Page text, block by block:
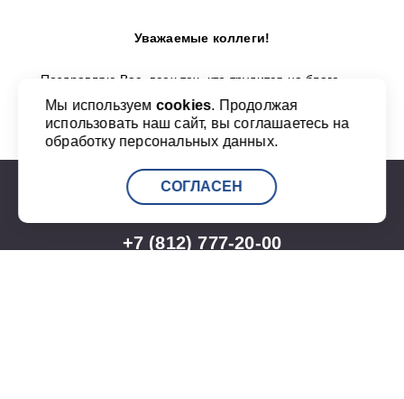
Уважаемые коллеги!
Поздравляю Вас, всех тех, кто трудится на благо
праздником!
...
+7 (812) 777-20-00
Мы используем cookies. Продолжая
использовать наш сайт, вы соглашаетесь на
обработку персональных данных.
СОГЛАСЕН